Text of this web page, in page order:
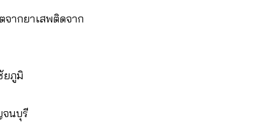
จากยาเสพติดจาก
ยภูมิ
จนบุรี